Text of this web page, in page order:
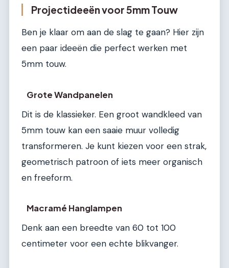
Projectideeën voor 5mm Touw
Ben je klaar om aan de slag te gaan? Hier zijn
een paar ideeën die perfect werken met
5mm touw.
Grote Wandpanelen
Dit is de klassieker. Een groot wandkleed van
5mm touw kan een saaie muur volledig
transformeren. Je kunt kiezen voor een strak,
geometrisch patroon of iets meer organisch
en freeform.
Macramé Hanglampen
Denk aan een breedte van 60 tot 100
centimeter voor een echte blikvanger.